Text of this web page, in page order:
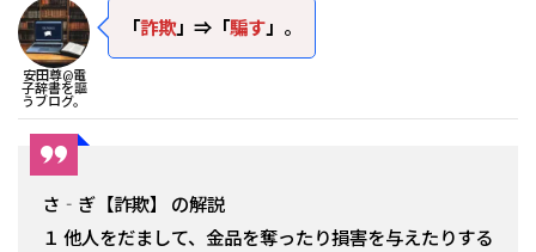
安田尊@電
子辞書を謳
うブログ。
「詐欺」⇒「騙す 」 。
さ‐ぎ【詐欺】 の解説
１ 他人をだまして、金品を奪ったり損害を与えたりする